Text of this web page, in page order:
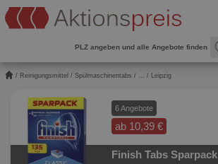
PLZ angeben und alle Angebote finden
/ Reinigungsmittel / Spülmaschinentabs / ... / Leipzig
6 Angebote
ab 10,39 €
Finish Tabs Sparpack